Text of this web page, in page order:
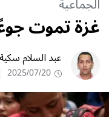
غزة تموت
عبد السلام سكية
2025/07/20